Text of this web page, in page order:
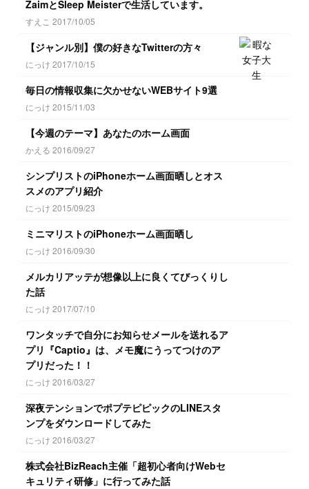
ZaimとSleep Meisterで生活しています。
すえこ 2017/10/05
【ジャンル別】僕の好きなTwitterの方々
にっけ 2017/10/15
毎日の情報収集に欠かせないWEBサイト9選
にっけ 2015/11/03
【今週のテーマ】あなたのホーム画面
かえる 2016/09/27
シンプリストのiPhoneホーム画面晒しとオス
スメのアプリ紹介
にっけ 2015/09/23
ミニマリストのiPhoneホーム画面晒し
にっけ 2016/09/30
メルカリアッテが想像以上に良くてびっくりし
た話
にっけ 2017/07/10
ワンタッチで自分にお知らせメールを送れるア
プリ『Captio』は、メモ魔にうってつけのア
プリだった！！
にっけ 2016/03/27
深夜テンションでポプテピピックのLINEスタ
ンプをダウンロードしてみた
にっけ 2016/03/27
株式会社BizReach主催「超初心者向けWebセ
キュリティ研修」に行ってみた話